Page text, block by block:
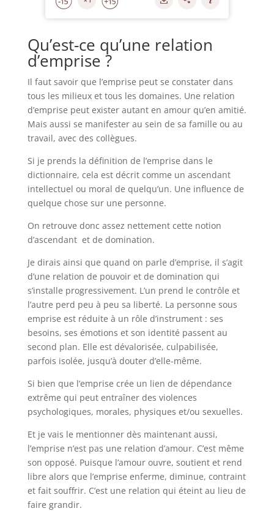
Qu’est-ce qu’une relation
d’emprise ?
Il faut savoir que l’emprise peut se constater dans
tous les milieux et tous les domaines. Une relation
d’emprise peut exister autant en amour qu’en amitié.
Mais aussi se manifester au sein de sa famille ou au
travail, avec des collègues.
Si je prends la définition de l’emprise dans le
dictionnaire, cela est décrit comme un ascendant
intellectuel ou moral de quelqu’un. Une influence de
quelque chose sur une personne.
On retrouve donc assez nettement cette notion
d’ascendant et de domination.
Je dirais ainsi que quand on parle d’emprise, il s’agit
d’une relation de pouvoir et de domination qui
s’installe progressivement. L’un prend le contrôle et
l’autre perd peu à peu sa liberté. La personne sous
emprise est réduite à un rôle d’instrument : ses
besoins, ses émotions et son identité passent au
second plan. Elle est dévalorisée, culpabilisée,
parfois isolée, jusqu’à douter d’elle-même.
Si bien que l’emprise crée un lien de dépendance
extrême qui peut entraîner des violences
psychologiques, morales, physiques et/ou sexuelles.
Et je vais le mentionner dès maintenant aussi,
l’emprise n’est pas une relation d’amour. C’est même
son opposé. Puisque l’amour ouvre, soutient et rend
libre alors que l’emprise enferme, diminue, contraint
et fait souffrir. C’est une relation qui éteint au lieu de
faire grandir.